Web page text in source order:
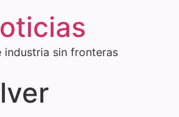
industria sin fronteras